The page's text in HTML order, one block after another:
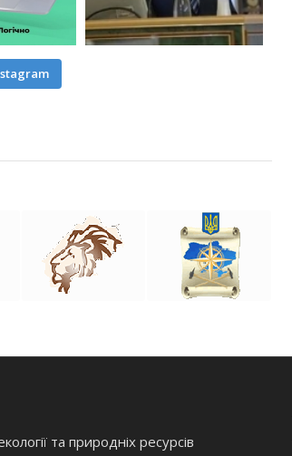
та природніх ресурсів